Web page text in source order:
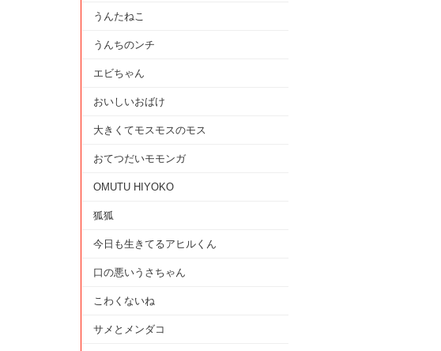
うんたねこ
うんちのンチ
エビちゃん
おいしいおばけ
大きくてモスモスのモス
おてつだいモモンガ
OMUTU HIYOKO
狐狐
今日も生きてるアヒルくん
口の悪いうさちゃん
こわくないね
サメとメンダコ